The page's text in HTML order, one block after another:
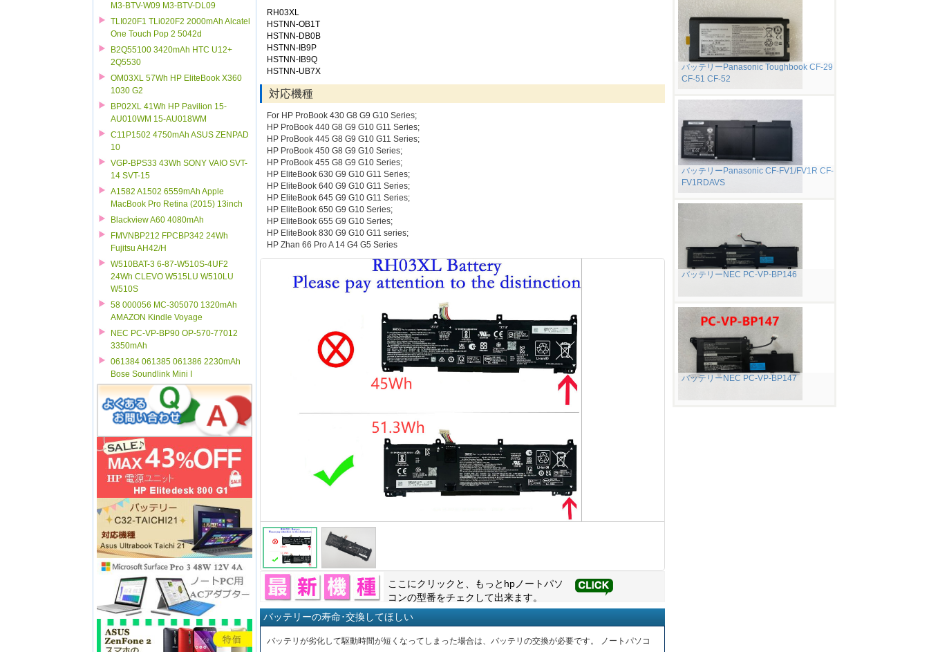
M3-BTV-W09 M3-BTV-DL09
TLI020F1 TLi020F2 2000mAh Alcatel
One Touch Pop 2 5042d
B2Q55100 3420mAh HTC U12+
2Q5530
OM03XL 57Wh HP EliteBook X360
1030 G2
BP02XL 41Wh HP Pavilion 15-
AU010WM 15-AU018WM
C11P1502 4750mAh ASUS ZENPAD
10
VGP-BPS33 43Wh SONY VAIO SVT-
14 SVT-15
A1582 A1502 6559mAh Apple
MacBook Pro Retina (2015) 13inch
Blackview A60 4080mAh
FMVNBP212 FPCBP342 24Wh
Fujitsu AH42/H
W510BAT-3 6-87-W510S-4UF2
24Wh CLEVO W515LU W510LU
W510S
58 000056 MC-305070 1320mAh
AMAZON Kindle Voyage
NEC PC-VP-BP90 OP-570-77012
3350mAh
061384 061385 061386 2230mAh
Bose Soundlink Mini I
RH03XL
HSTNN-OB1T
HSTNN-DB0B
HSTNN-IB9P
HSTNN-IB9Q
HSTNN-UB7X
対応機種
For HP ProBook 430 G8 G9 G10 Series;
HP ProBook 440 G8 G9 G10 G11 Series;
HP ProBook 445 G8 G9 G10 G11 Series;
HP ProBook 450 G8 G9 G10 Series;
HP ProBook 455 G8 G9 G10 Series;
HP EliteBook 630 G9 G10 G11 Series;
HP EliteBook 640 G9 G10 G11 Series;
HP EliteBook 645 G9 G10 G11 Series;
HP EliteBook 650 G9 G10 Series;
HP EliteBook 655 G9 G10 Series;
HP EliteBook 830 G9 G10 G11 series;
HP Zhan 66 Pro A 14 G4 G5 Series
ここにクリックと、もっと hpノートパソ
コンの型番をチェクして出来ます。
バッテリーの寿命･交換してほしい
バッテリが劣化して駆動時間が短くなってしまった場合は、バッテリの交換が必要です。 ノートパソコ
バッテリーPanasonic Toughbook CF-29
CF-51 CF-52
バッテリーPanasonic CF-FV1/FV1R CF-
FV1RDAVS
バッテリーNEC PC-VP-BP146
バッテリーNEC PC-VP-BP147